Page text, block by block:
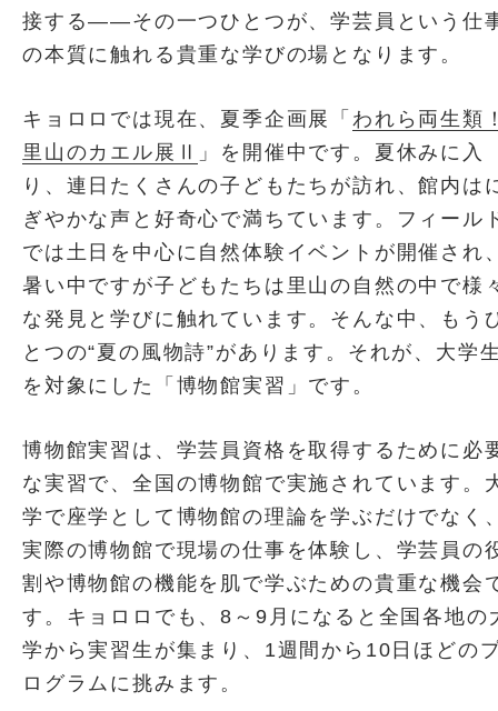
接する――その一つひとつが、学芸員という仕
の本質に触れる貴重な学びの場となります。
キョロロでは現在、夏季企画展「 われら両生類
里山のカエル展Ⅱ
」を開催中です。夏休みに入
り、連日たくさんの子どもたちが訪れ、館内は
ぎやかな声と好奇心で満ちています。フィール
では土日を中心に自然体験イベントが開催され
暑い中ですが子どもたちは里山の自然の中で様
な発見と学びに触れています。そんな中、もう
とつの“夏の風物詩”があります。それが、大学
を対象にした「博物館実習」です。
博物館実習は、学芸員資格を取得するために必
な実習で、全国の博物館で実施されています。
学で座学として博物館の理論を学ぶだけでなく
実際の博物館で現場の仕事を体験し、学芸員の
割や博物館の機能を肌で学ぶための貴重な機会
す。キョロロでも、8～9月になると全国各地の
学から実習生が集まり、1週間から10日ほどの
ログラムに挑みます。